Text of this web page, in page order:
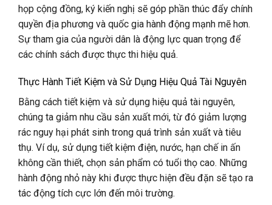
họp cộng đồng, ký kiến nghị sẽ góp phần thúc đẩy chính
quyền địa phương và quốc gia hành động mạnh mẽ hơn.
Sự tham gia của người dân là động lực quan trọng để
các chính sách được thực thi hiệu quả.
Thực Hành Tiết Kiệm và Sử Dụng Hiệu Quả Tài Nguyên
Bằng cách tiết kiệm và sử dụng hiệu quả tài nguyên,
chúng ta giảm nhu cầu sản xuất mới, từ đó giảm lượng
rác nguy hại phát sinh trong quá trình sản xuất và tiêu
thụ. Ví dụ, sử dụng tiết kiệm điện, nước, hạn chế in ấn
không cần thiết, chọn sản phẩm có tuổi thọ cao. Những
hành động nhỏ này khi được thực hiện đều đặn sẽ tạo ra
tác động tích cực lớn đến môi trường.